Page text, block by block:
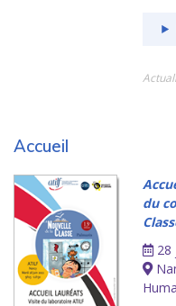
Accueil
du